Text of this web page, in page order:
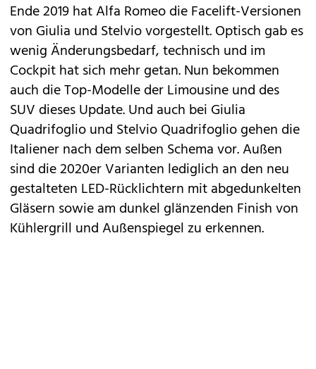
Ende 2019 hatAlfa RomeodieFacelift-Versionen
von Giulia und Stelviovorgestellt. Optisch gab es
wenig Änderungsbedarf, technisch und im
Cockpit hat sich mehr getan. Nun bekommen
auch die Top-Modelle der Limousine und des
SUV dieses Update. Und auch bei Giulia
Quadrifoglio und Stelvio Quadrifogliogehen die
Italiener nach dem selben Schema vor. Außen
sind die 2020er Varianten lediglich an den neu
gestalteten LED-Rücklichtern mit abgedunkelten
Gläsern sowie am dunkel glänzenden Finish von
Kühlergrill und Außenspiegel zu erkennen.